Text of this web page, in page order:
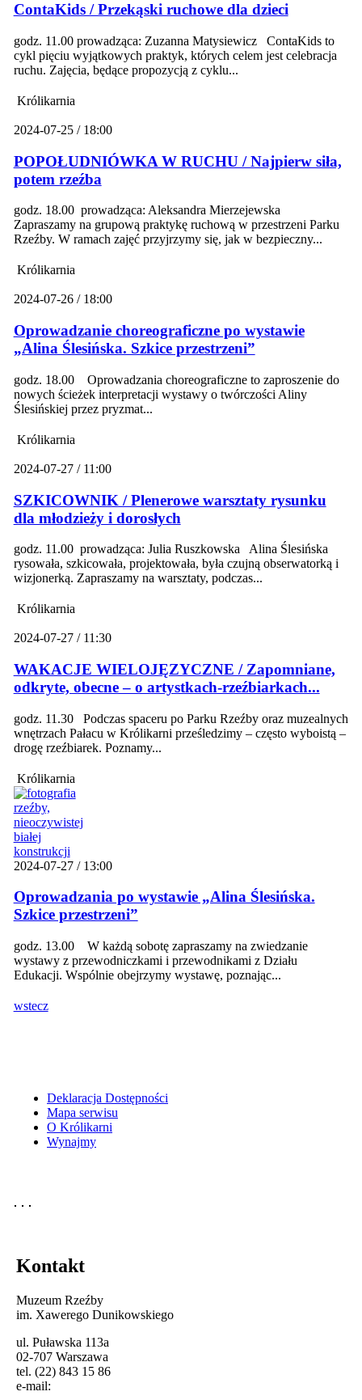
ContaKids / Przekąski ruchowe dla dzieci
godz. 11.00 prowadząca: Zuzanna Matysiewicz ContaKids to
cykl pięciu wyjątkowych praktyk, których celem jest celebracja
ruchu. Zajęcia, będące propozycją z cyklu...
Królikarnia
2024-07-25 / 18:00
POPOŁUDNIÓWKA W RUCHU / Najpierw siła,
potem rzeźba
godz. 18.00 prowadząca: Aleksandra Mierzejewska
Zapraszamy na grupową praktykę ruchową w przestrzeni Parku
Rzeźby. W ramach zajęć przyjrzymy się, jak w bezpieczny...
Królikarnia
2024-07-26 / 18:00
Oprowadzanie choreograficzne po wystawie
„Alina Ślesińska. Szkice przestrzeni”
godz. 18.00 Oprowadzania choreograficzne to zaproszenie do
nowych ścieżek interpretacji wystawy o twórczości Aliny
Ślesińskiej przez pryzmat...
Królikarnia
2024-07-27 / 11:00
SZKICOWNIK / Plenerowe warsztaty rysunku
dla młodzieży i dorosłych
godz. 11.00 prowadząca: Julia Ruszkowska Alina Ślesińska
rysowała, szkicowała, projektowała, była czujną obserwatorką i
wizjonerką. Zapraszamy na warsztaty, podczas...
Królikarnia
2024-07-27 / 11:30
WAKACJE WIELOJĘZYCZNE / Zapomniane,
odkryte, obecne – o artystkach-rzeźbiarkach...
godz. 11.30 Podczas spaceru po Parku Rzeźby oraz muzealnych
wnętrzach Pałacu w Królikarni prześledzimy – często wyboistą –
drogę rzeźbiarek. Poznamy...
Królikarnia
2024-07-27 / 13:00
Oprowadzania po wystawie „Alina Ślesińska.
Szkice przestrzeni”
godz. 13.00 W każdą sobotę zapraszamy na zwiedzanie
wystawy z przewodniczkami i przewodnikami z Działu
Edukacji. Wspólnie obejrzymy wystawę, poznając...
wstecz
Deklaracja Dostępności
Mapa serwisu
O Królikarni
Wynajmy
Kontakt
Muzeum Rzeźby
im. Xawerego Dunikowskiego
ul. Puławska 113a
02-707 Warszawa
tel. (22) 843 15 86
e-mail: